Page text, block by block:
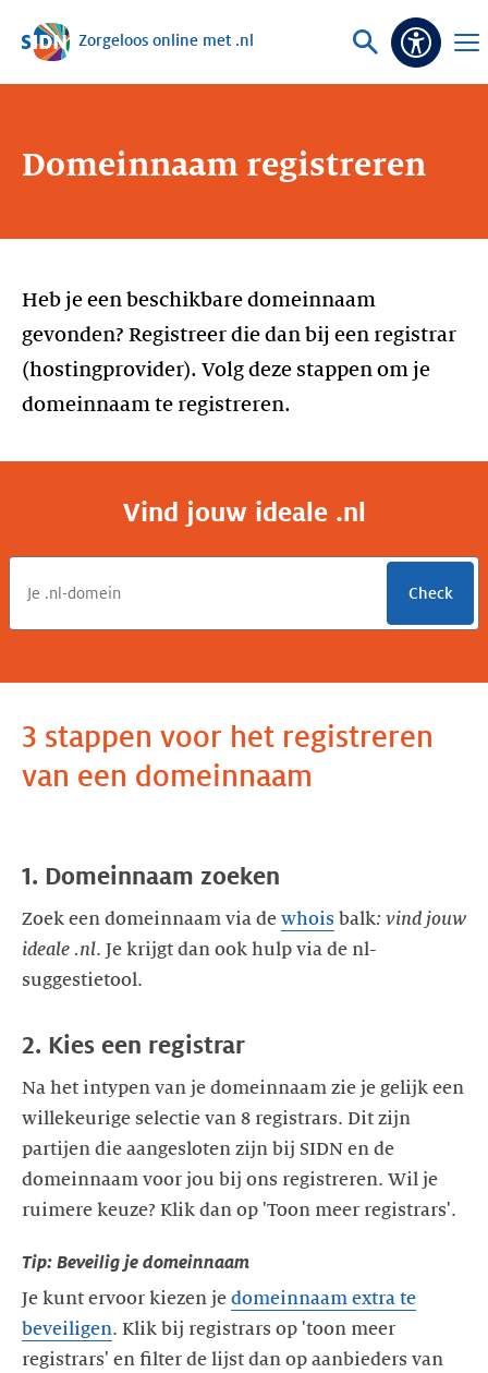
Sla navigatie over
Zorgeloos online met .nl
Vraag
Domeinnaam registreren
Heb je een beschikbare domeinnaam
gevonden? Registreer die dan bij een registrar
(hostingprovider). Volg deze stappen om je
domeinnaam te registreren.
Vind jouw ideale .nl
Check
3 stappen voor het registreren
van een domeinnaam
1. Domeinnaam zoeken
Zoek een domeinnaam via de whois balk: vind jouw
ideale .nl. Je krijgt dan ook hulp via de nl-
suggestietool.
2. Kies een registrar
Na het intypen van je domeinnaam zie je gelijk een
willekeurige selectie van 8 registrars. Dit zijn
partijen die aangesloten zijn bij SIDN en de
domeinnaam voor jou bij ons registreren. Wil je
ruimere keuze? Klik dan op 'Toon meer registrars'.
Tip: Beveilig je domeinnaam
Je kunt ervoor kiezen je domeinnaam extra te
beveiligen. Klik bij registrars op 'toon meer
registrars' en filter de lijst dan op aanbieders van